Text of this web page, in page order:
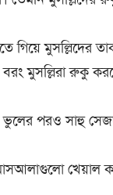
গিয়ে মুসল্লিদের
মুসল্লিরা রুকু
পরও সাহু সেজদা
খেয়াল